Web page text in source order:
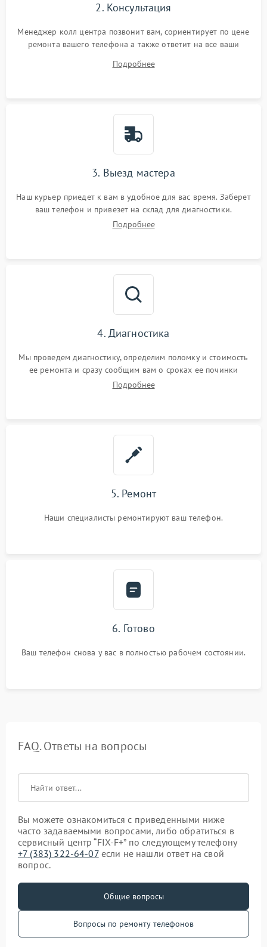
2. Консультация
Менеджер колл центра позвонит вам, сориентирует по цене
ремонта вашего телефона а также ответит на все ваши
Подробнее
3. Выезд мастера
Наш курьер приедет к вам в удобное для вас время. Заберет
ваш телефон и привезет на склад для диагностики.
Подробнее
4. Диагностика
Мы проведем диагностику, определим поломку и стоимость
ее ремонта и сразу сообщим вам о сроках ее починки
Подробнее
5. Ремонт
Наши специалисты ремонтируют ваш телефон.
6. Готово
Ваш телефон снова у вас в полностью рабочем состоянии.
FAQ. Ответы на вопросы
Вы можете ознакомиться с приведенными ниже
часто задаваемыми вопросами, либо обратиться в
сервисный центр “FIX-F+” по следующему телефону
+7 (383) 322-64-07если не нашли ответ на свой
вопрос.
Общие вопросы
Вопросы по ремонту телефонов